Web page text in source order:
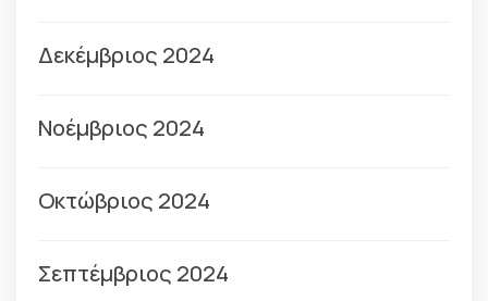
Δεκέμβριος 2024
Νοέμβριος 2024
Οκτώβριος 2024
Σεπτέμβριος 2024